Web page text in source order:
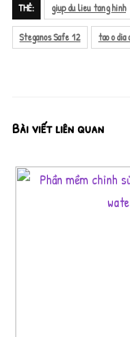
THẺ: giup du lieu tang hinh
Steganos Safe 12 tao o dia
Bài viết liên quan